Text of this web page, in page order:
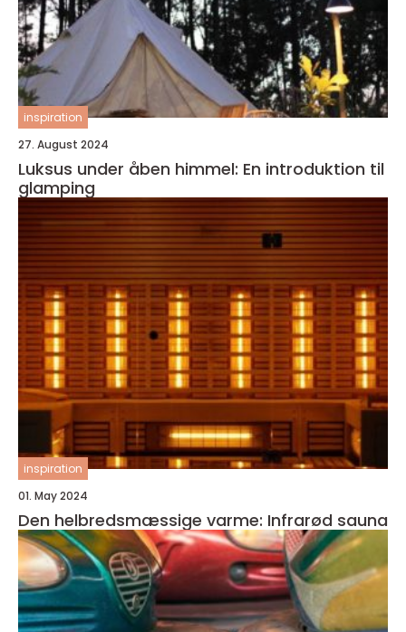
inspiration
27. August 2024
Luksus under åben himmel: En introduktion til
glamping
inspiration
01. May 2024
Den helbredsmæssige varme: Infrarød sauna